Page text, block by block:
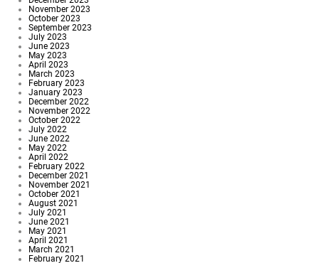
November 2023
October 2023
September 2023
July 2023
June 2023
May 2023
April 2023
March 2023
February 2023
January 2023
December 2022
November 2022
October 2022
July 2022
June 2022
May 2022
April 2022
February 2022
December 2021
November 2021
October 2021
August 2021
July 2021
June 2021
May 2021
April 2021
March 2021
February 2021